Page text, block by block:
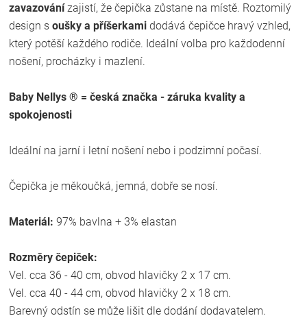
zavazovánízajistí, že čepička zůstane na místě. Roztomilý
design s oušky a příšerkami dodává čepičce hravý vzhled,
který potěší každého rodiče. Ideální volba pro každodenní
nošení, procházky i mazlení.
Baby Nellys ® = česká značka - záruka kvality a
spokojenosti
Ideální na jarní i letní nošení nebo i podzimní počasí.
Čepička je měkoučká, jemná, dobře se nosí.
Materiál: 97% bavlna + 3% elastan
Rozměry čepiček:
Vel. cca 36 - 40 cm, obvod hlavičky 2 x 17 cm.
Vel. cca 40 - 44 cm, obvod hlavičky 2 x 18 cm.
Barevný odstín se může lišit dle dodání dodavatelem.